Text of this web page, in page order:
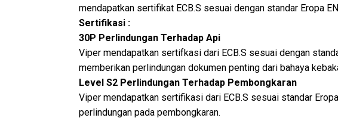
mendapatkan sertifikat ECB.S sesuai dengan standar Eropa
Sertifikasi :
30P Perlindungan Terhadap Api
Viper mendapatkan sertifkasi dari ECB.S sesuai dengan
memberikan perlindungan dokumen penting dari bahaya
Level S2 Perlindungan Terhadap Pembongkaran
Viper mendapatkan sertifikasi dari ECB.S sesuai standar
perlindungan pada pembongkaran.